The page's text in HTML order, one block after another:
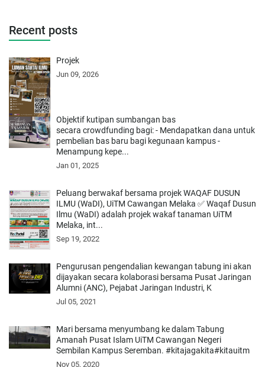
Recent posts
Projek
Jun 09, 2026
Objektif kutipan sumbangan bas
secara crowdfunding bagi: - Mendapatkan dana untuk
pembelian bas baru bagi kegunaan kampus -
Menampung kepe...
Jan 01, 2025
Peluang berwakaf bersama projek WAQAF DUSUN
ILMU (WaDI), UiTM Cawangan Melaka ✅ Waqaf Dusun
Ilmu (WaDI) adalah projek wakaf tanaman UiTM
Melaka, int...
Sep 19, 2022
Pengurusan pengendalian kewangan tabung ini akan
dijayakan secara kolaborasi bersama Pusat Jaringan
Alumni (ANC), Pejabat Jaringan Industri, K
Jul 05, 2021
Mari bersama menyumbang ke dalam Tabung
Amanah Pusat Islam UiTM Cawangan Negeri
Sembilan Kampus Seremban. #kitajagakita#kitauitm
Nov 05, 2020